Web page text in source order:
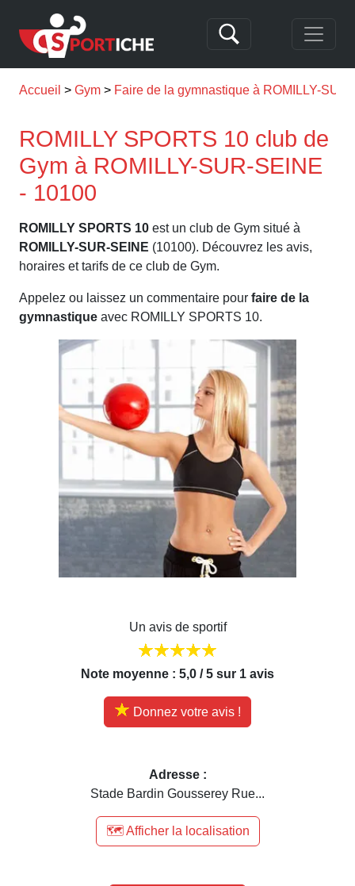
Accueil Gym Faire de la gymnastique à ROMILLY-
ROMILLY SPORTS 10 club de
Gym à ROMILLY-SUR-SEINE
- 10100
ROMILLY SPORTS 10 est un club de Gym situé à
ROMILLY-SUR-SEINE (10100). Découvrez les avis,
horaires et tarifs de ce club de Gym.
Appelez ou laissez un commentaire pour faire de la
gymnastique avec ROMILLY SPORTS 10.
Un avis de sportif
Note moyenne : 5,0 / 5 sur 1 avis
Donnez votre avis !
Adresse :
Stade Bardin Gousserey Rue...
🗺️ Afficher la localisation